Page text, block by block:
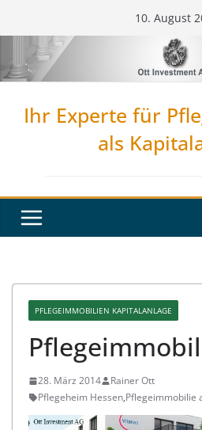
Inhalt
springen
10. August
Ihr Experte für
als
PFLEGEIMMOBILIEN KAPITALANLAGE
28. März 2014
Rainer Ott
Pflegeheim Hessen,Pflegeimmobilie